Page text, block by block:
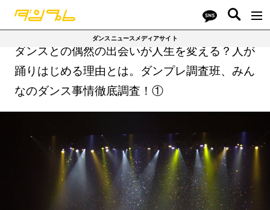
ダンスニュースメディアサイト
ダンスとの偶然の出会いが人生を変える？人が
踊りはじめる理由とは。ダンプレ調査班、みん
なのダンス事情徹底調査！①